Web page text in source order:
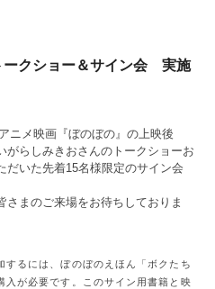
ークショー＆サイン会 実施
ニメ映画『ぼのぼの』の上映後
がらしみきおさんのトークショーお
だいた先着15名様限定のサイン会
まのご来場をお待ちしておりま
るには、ぼのぼのえほん「ボクたち
入が必要です。このサイン用書籍と映